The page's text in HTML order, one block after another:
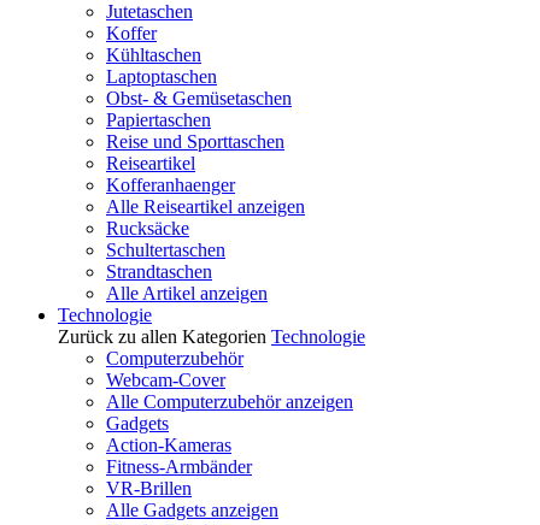
Jutetaschen
Koffer
Kühltaschen
Laptoptaschen
Obst- & Gemüsetaschen
Papiertaschen
Reise und Sporttaschen
Reiseartikel
Kofferanhaenger
Alle Reiseartikel anzeigen
Rucksäcke
Schultertaschen
Strandtaschen
Alle Artikel anzeigen
Technologie
Zurück zu allen Kategorien Technologie
Computerzubehör
Webcam-Cover
Alle Computerzubehör anzeigen
Gadgets
Action-Kameras
Fitness-Armbänder
VR-Brillen
Alle Gadgets anzeigen